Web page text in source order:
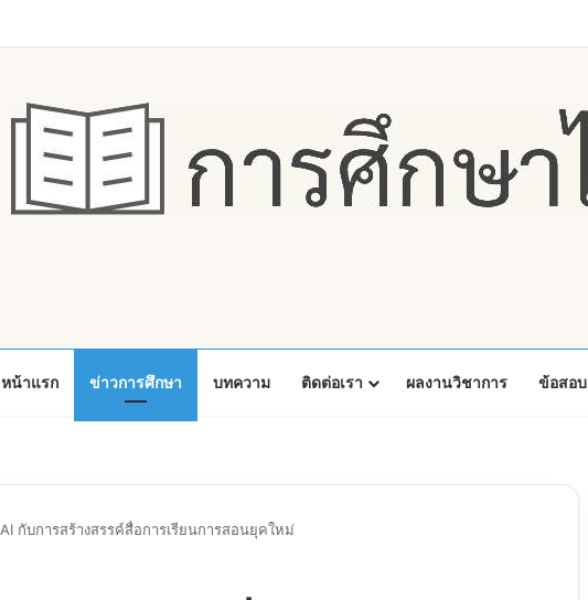
หน้าแรก ข่าวการศึกษา บทความ ติดต่อเรา ผลงานวิชาการ ข้อสอบ
AI กับการสร้างสรรค์สื่อการเรียนการสอนยุคใหม่